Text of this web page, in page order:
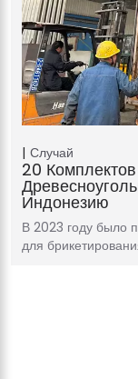
Случай
20
Индонезию
В 2023 году было
для